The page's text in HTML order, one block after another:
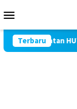
ke
Mobile
TerbaruHUT Ke-